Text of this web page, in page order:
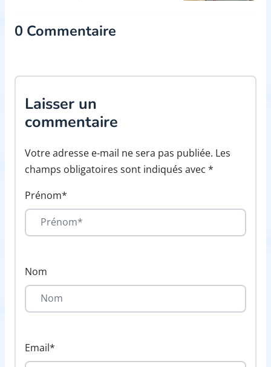
0 Commentaire
Laisser un
commentaire
Votre adresse e-mail ne sera pas publiée. Les
champs obligatoires sont indiqués avec *
Prénom*
Nom
Email*